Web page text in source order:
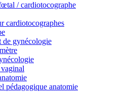
/ cardiotocographe
cardiotocographes
de gynécologie
pédagogique anatomie